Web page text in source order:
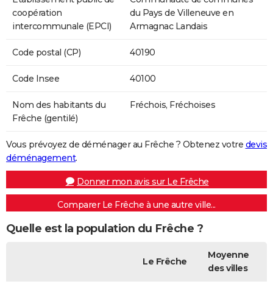
coopération
intercommunale (EPCI)
du Pays de Villeneuve en
Armagnac Landais
Code postal (CP) 40190
Code Insee 40100
Nom des habitants du
Frêche (gentilé)
Fréchois, Fréchoises
Vous prévoyez de déménager au Frêche ? Obtenez votre devis
déménagement.
Donner mon avis sur Le Frêche
Comparer Le Frêche à une autre ville...
Quelle est la population du Frêche ?
Le Frêche
Moyenne
des villes